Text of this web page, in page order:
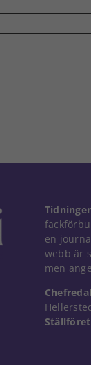
en
webb är
men